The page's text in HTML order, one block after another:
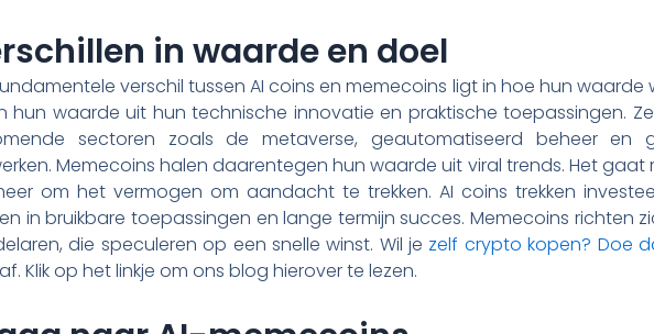
in waarde en doel
verschil tussen AI coins en memecoins ligt in hoe hun waarde
hun waarde uit hun technische innovatie en praktische toepassingen.
sectoren zoals de metaverse, geautomatiseerd beheer en
Memecoins halen daarentegen hun waarde uit viral trends. Het
om het vermogen om aandacht te trekken. AI coins trekken
in bruikbare toepassingen en lange termijn succes. Memecoins richten
die speculeren op een snelle winst. Wil je zelf crypto kopen? Doe
Klik op het linkje om ons blog hierover te lezen.